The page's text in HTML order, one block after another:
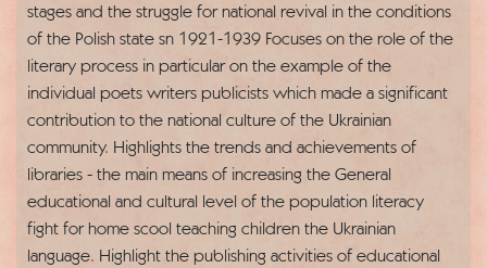
stages and the struggle for national revival in the conditions
of the Polish state sn 1921-1939 Focuses on the role of the
literary process in particular on the example of the
individual poets writers publicists which made a significant
contribution to the national culture of the Ukrainian
community. Highlights the trends and achievements of
libraries - the main means of increasing the General
educational and cultural level of the population literacy
fight for home scool teaching children the Ukrainian
language. Highlight the publishing activities of educational